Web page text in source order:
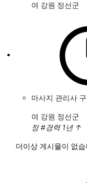
여 강원 정선군
마사지 관리사
여 강원 정선군
정 #경력 1년 ↑
더이상 게시물이 없습